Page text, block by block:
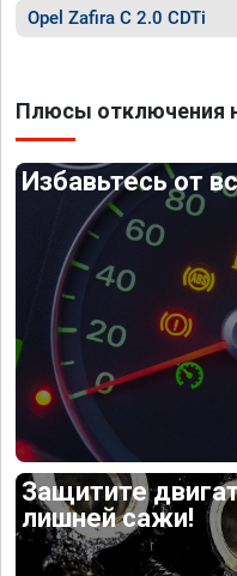
Opel Zafira C 2.0 CDTi
Плюсы отключения
Избавьтесь от
Защитите
лишней сажи!